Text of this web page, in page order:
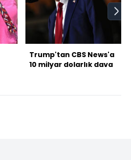
Trump'tan CBS News'a
10 milyar dolarlık dava